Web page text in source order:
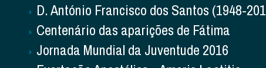
D. António Francisco dos Santos (1948-
Centenário das aparições de Fátima
Jornada Mundial da Juventude 2016